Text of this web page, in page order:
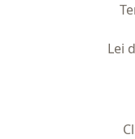
Lei